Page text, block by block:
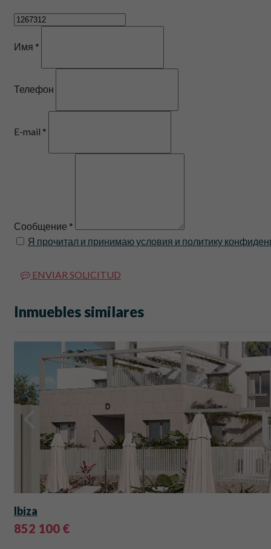
Имя *
Телефон
E-mail *
Сообщение *
Я прочитал и принимаю условия и политику
ENVIAR SOLICITUD
Inmuebles similares
Ibiza
852 100 €